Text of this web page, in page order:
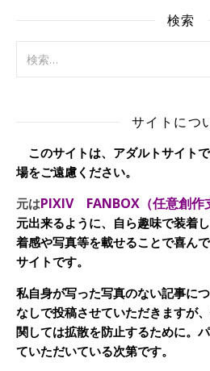
検索
サイトにつ
このサイトは、アダルトサイト
場をご遠慮ください。
元はPIXIV FANBOX（任意創作
元出来るように、自ら趣味で装着
着感や写真等を載せることで喜ん
サイトです。
私自身が写った写真のない記事に
なしで投稿させていただきますが
関しては拡散を防止するために。
ていただいている次第です。